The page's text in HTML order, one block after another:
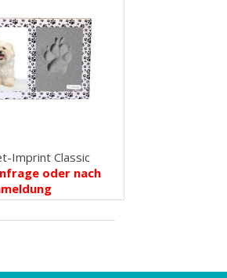
Imprint Classic
oder nach